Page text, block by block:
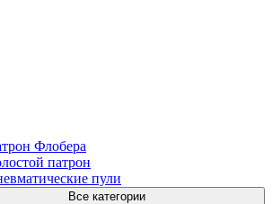
Флобера
патрон
пули
Все категории